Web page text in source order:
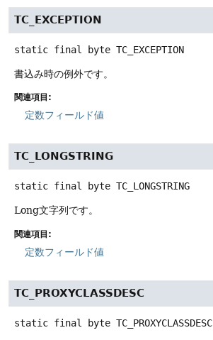
TC_EXCEPTION
static final byte TC_EXCEPTION
書込み時の例外です。
関連項目:
定数フィールド値
TC_LONGSTRING
static final byte TC_LONGSTRING
Long文字列です。
関連項目:
定数フィールド値
TC_PROXYCLASSDESC
static final byte TC_PROXYCLASSDESC